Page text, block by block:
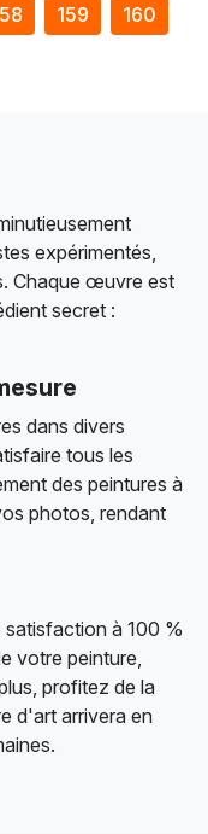
159
160
expérimentés,
Chaque œuvre est
secret :
dans divers
tous les
des peintures à
photos, rendant
à 100 %
votre peinture,
profitez de la
d'art arrivera en